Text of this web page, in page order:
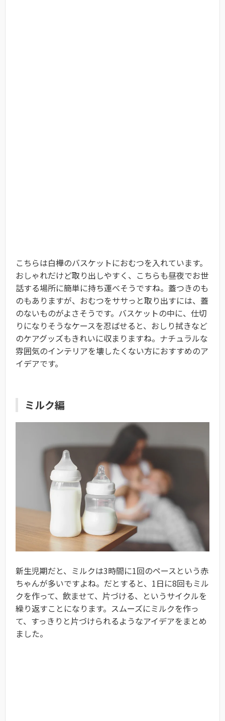
こちらは白樺のバスケットにおむつを入れています。
おしゃれだけど取り出しやすく、こちらも昼夜でお世
話する場所に簡単に持ち運べそうですね。蓋つきのも
のもありますが、おむつをササっと取り出すには、蓋
のないものがよさそうです。バスケットの中に、仕切
りになりそうなケースを忍ばせると、おしり拭きなど
のケアグッズもきれいに収まりますね。ナチュラルな
雰囲気のインテリアを壊したくない方におすすめのア
イデアです。
ミルク編
新生児期だと、ミルクは3時間に1回のペースという赤
ちゃんが多いですよね。だとすると、1日に8回もミル
クを作って、飲ませて、片づける、というサイクルを
繰り返すことになります。スムーズにミルクを作っ
て、すっきりと片づけられるようなアイデアをまとめ
ました。